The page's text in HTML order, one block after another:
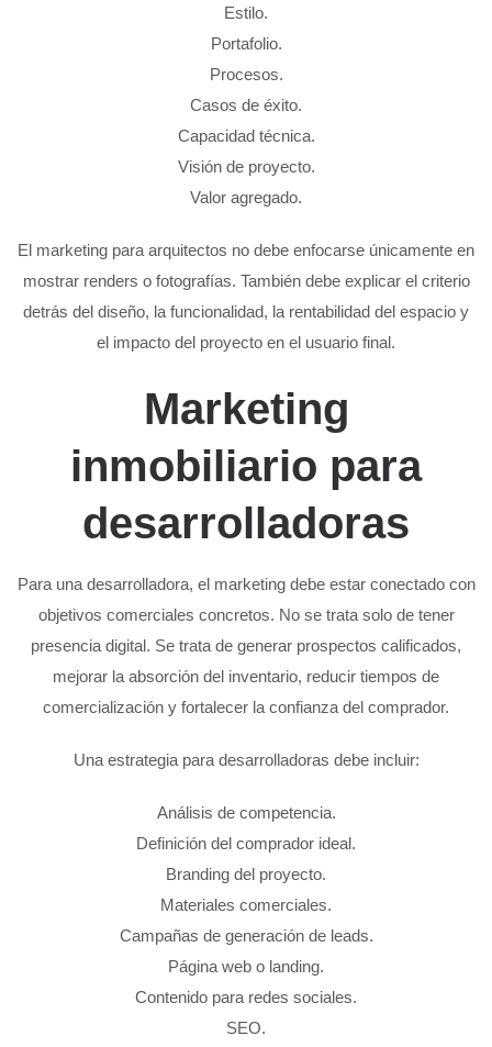
Estilo.
Portafolio.
Procesos.
Casos de éxito.
Capacidad técnica.
Visión de proyecto.
Valor agregado.
El marketing para arquitectos no debe enfocarse únicamente en
mostrar renders o fotografías. También debe explicar el criterio
detrás del diseño, la funcionalidad, la rentabilidad del espacio y
el impacto del proyecto en el usuario final.
Marketing
inmobiliario para
desarrolladoras
Para una desarrolladora, el marketing debe estar conectado con
objetivos comerciales concretos. No se trata solo de tener
presencia digital. Se trata de generar prospectos calificados,
mejorar la absorción del inventario, reducir tiempos de
comercialización y fortalecer la confianza del comprador.
Una estrategia para desarrolladoras debe incluir:
Análisis de competencia.
Definición del comprador ideal.
Branding del proyecto.
Materiales comerciales.
Campañas de generación de leads.
Página web o landing.
Contenido para redes sociales.
SEO.